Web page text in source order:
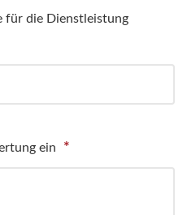
für die Dienstleistung
ein *